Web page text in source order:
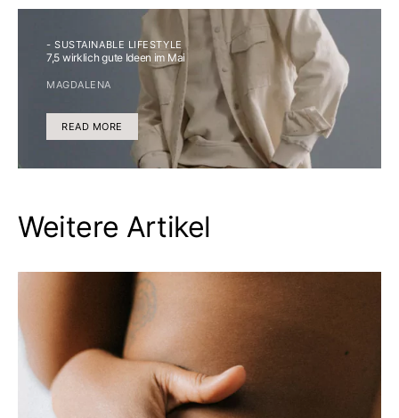
- SUSTAINABLE LIFESTYLE
7,5 wirklich gute Ideen im Mai
MAGDALENA
READ MORE
Weitere Artikel